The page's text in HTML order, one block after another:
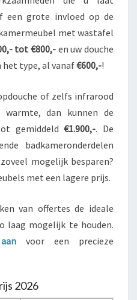
een grote invloed op de
met wastafel
tot €800,- en uw douche
het type, al vanaf€600,-!
of zelfs infrarood
warmte, dan kunnen de
gemiddeld€1.900,-. De
badkameronderdelen
mogelijk besparen?
met een lagere prijs.
van offertes de ideale
laag mogelijk te houden.
voor een precieze
2026